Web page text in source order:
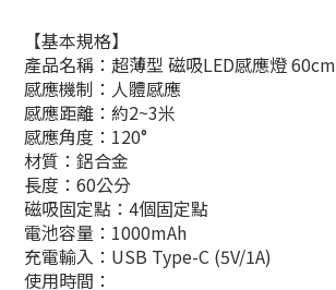
【基本規格】
產品名稱：超薄型 磁吸LED感應燈 60cm
感應機制：人體感應
感應距離：約2~3米
感應角度：120°
材質：鋁合金
長度：60公分
磁吸固定點：4個固定點
電池容量：1000mAh
充電輸入：USB Type-C (5V/1A)
使用時間：